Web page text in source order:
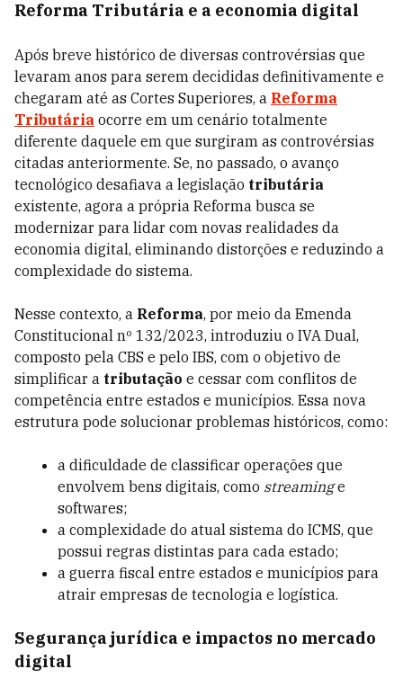
Reforma Tributária e a economia digital
Após breve histórico de diversas controvérsias que
levaram anos para serem decididas definitivamente e
chegaram até as Cortes Superiores, a Reforma
Tributária ocorre em um cenário totalmente
diferente daquele em que surgiram as controvérsias
citadas anteriormente. Se, no passado, o avanço
tecnológico desafiava a legislação tributária
existente, agora a própria Reforma busca se
modernizar para lidar com novas realidades da
economia digital, eliminando distorções e reduzindo a
complexidade do sistema​.
Nesse contexto, a Reforma, por meio da Emenda
Constitucional nº 132/2023, introduziu o IVA Dual,
composto pela CBS e pelo IBS, com o objetivo de
simplificar a tributação e cessar com conflitos de
competência entre estados e municípios​. Essa nova
estrutura pode solucionar problemas históricos, como:
a dificuldade de classificar operações que
envolvem bens digitais, como streaminge
softwares;
a complexidade do atual sistema do ICMS, que
possui regras distintas para cada estado;
a guerra fiscal entre estados e municípios para
atrair empresas de tecnologia e logística.
Segurança jurídica e impactos no mercado
digital